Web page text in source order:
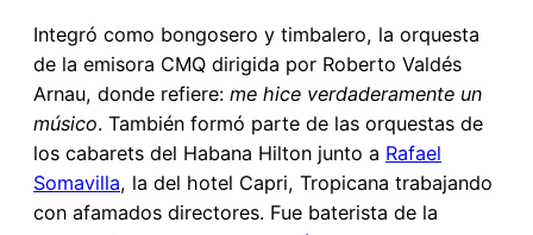
Integró como bongosero y timbalero, la orquesta
de la emisora CMQ dirigida por Roberto Valdés
Arnau, donde refiere: me hice verdaderamente un
músico. También formó parte de las orquestas de
los cabarets del Habana Hilton junto a Rafael
Somavilla, la del hotel Capri, Tropicana trabajando
con afamados directores. Fue baterista de la